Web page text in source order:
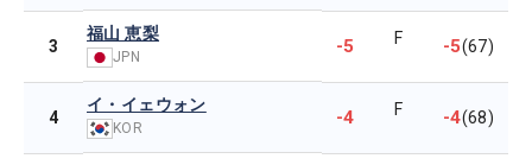
3
福山 恵梨
JPN -5 F -5(67)
4
イ・イェウォン
KOR -4 F -4(68)